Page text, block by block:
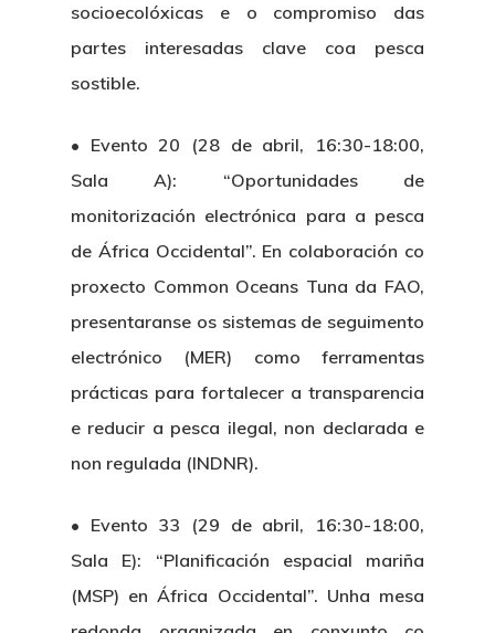
socioecolóxicas e o compromiso das
partes interesadas clave coa pesca
sostible.
• Evento 20 (28 de abril, 16:30-18:00,
Sala A): “Oportunidades de
monitorización electrónica para a pesca
de África Occidental”. En colaboración co
proxecto Common Oceans Tuna da FAO,
presentaranse os sistemas de seguimento
electrónico (MER) como ferramentas
prácticas para fortalecer a transparencia
e reducir a pesca ilegal, non declarada e
non regulada (INDNR).
• Evento 33 (29 de abril, 16:30-18:00,
Sala E): “Planificación espacial mariña
(MSP) en África Occidental”. Unha mesa